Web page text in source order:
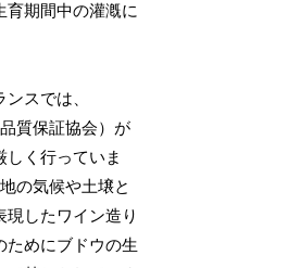
育期間中の灌漑に
スでは、
質保証協会）が
しく行っていま
の気候や土壌と
現したワイン造り
ためにブドウの生